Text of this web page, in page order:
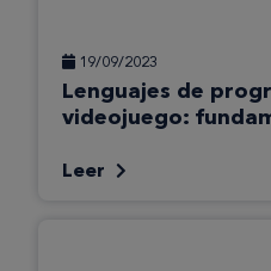
19/09/2023
Lenguajes de
videojuego:
Leer